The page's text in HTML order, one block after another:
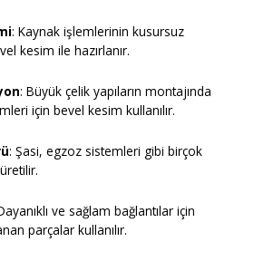
: Kaynak işlemlerinin kusursuz
kesim ile hazırlanır.
: Büyük çelik yapıların montajında
için bevel kesim kullanılır.
: Şasi, egzoz sistemleri gibi birçok
ve sağlam bağlantılar için
parçalar kullanılır.